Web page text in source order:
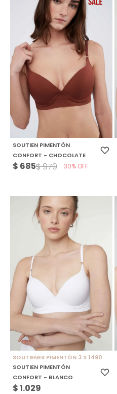
SOUTIEN PIMENTÓN
CONFORT - CHOCOLATE
$ 685$979 30
SOUTIENES PIMENTÓN 3 X 1490
SOUTIEN PIMENTÓN
CONFORT - BLANCO
$1.029